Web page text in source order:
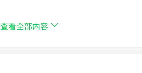
查看全部内容